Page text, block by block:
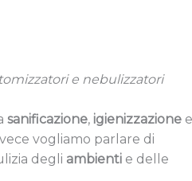
e nebulizzatori
sanificazione, igienizzazione e
vogliamo parlare di
degli ambienti e delle